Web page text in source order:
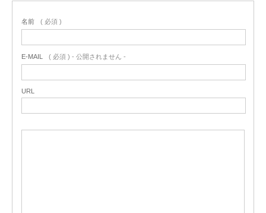
名前 ( 必須 )
E-MAIL ( 必須 ) - 公開されません -
URL